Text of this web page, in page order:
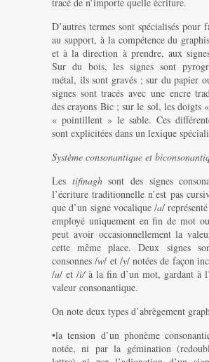
tracé de n’importe quelle écriture.
D’autres termes sont spécialisés pour
au support, à la compétence du
et à la direction à prendre, aux
Sur du bois, les signes sont
métal, ils sont gravés ; sur du papier
signes sont tracés avec une encre
des crayons Bic ; sur le sol, les doigts
« pointillent » le sable. Ces
sont explicitées dans un lexique
Système consonantique et
Les tifinaghsont des signes
l’écriture traditionnelle n’est pas
que d’un signe vocalique /a/
employé uniquement en fin de mot
peut avoir occasionnellement la
cette même place. Deux signes
consonnes /w/ et /y/ notées de façon
/u/ et /i/à la fin d’un mot, gardant à
valeur consonantique.
On note deux types d’abrègement
•la tension d’un phonème
notée, ni par la gémination